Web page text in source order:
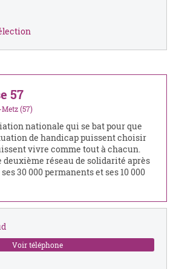
57
(57)
nationale qui se bat pour que
de handicap puissent choisir
vivre comme tout à chacun.
deuxième réseau de solidarité après
30 000 permanents et ses 10 000
Voir téléphone